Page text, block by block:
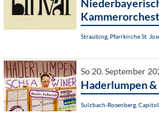
Straubing, Pfarrkirche St.
So 20. September
Haderlumpen
Sulzbach-Rosenberg,